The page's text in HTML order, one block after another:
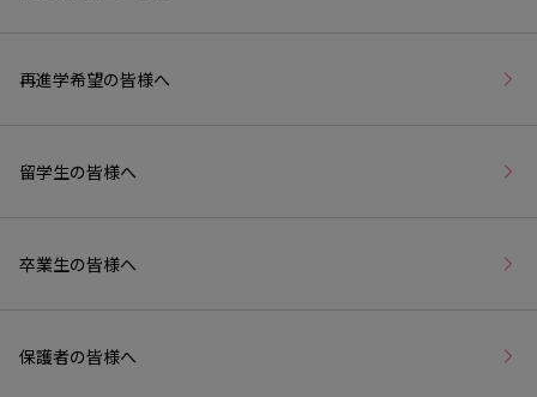
再進学希望の皆様へ
留学生の皆様へ
卒業生の皆様へ
保護者の皆様へ